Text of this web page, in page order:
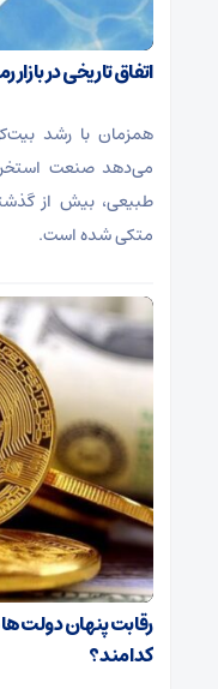
اتفاق تاریخی در
همزمان با رشد
می‌دهد صنعت
طبیعی، بیش از
متکی شده است.
کدامند؟